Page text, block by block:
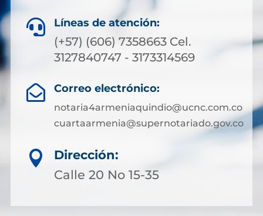
 Líneas de atención:
(+57) (606) 7358663 Cel.
3127840747 - 3173314569
 Correo electrónico:
notaria4armeniaquindio@ucnc.com.co
cuartaarmenia@supernotariado.gov.co

Dirección:
Calle 20 No 15-35